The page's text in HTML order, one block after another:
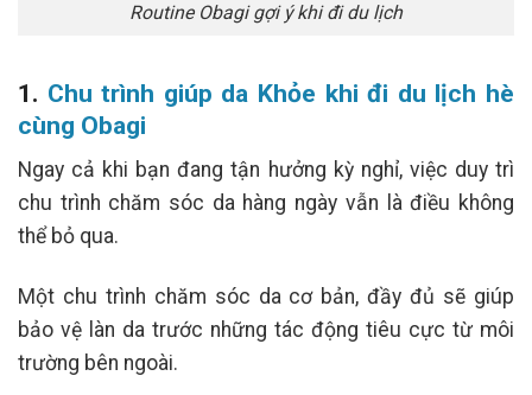
Routine Obagi gợi ý khi đi du lịch
1. Chu trình giúp da Khỏe khi đi du lịch hè
cùng Obagi
Ngay cả khi bạn đang tận hưởng kỳ nghỉ, việc duy trì
chu trình chăm sóc da hàng ngày vẫn là điều không
thể bỏ qua.
Một chu trình chăm sóc da cơ bản, đầy đủ sẽ giúp
bảo vệ làn da trước những tác động tiêu cực từ môi
trường bên ngoài.